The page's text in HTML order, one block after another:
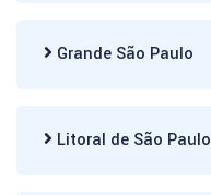
Grande São Paulo
Litoral de São Paulo